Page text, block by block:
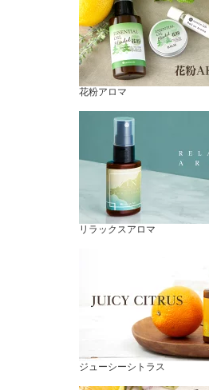
花粉アロマ
リラックスアロマ
ジューシーシトラス